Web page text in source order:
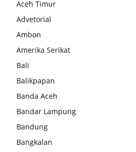
Aceh Timur
Advetorial
Ambon
Amerika Serikat
Bali
Balikpapan
Banda Aceh
Bandar Lampung
Bandung
Bangkalan